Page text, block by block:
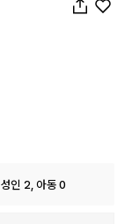
성인 2, 아동 0